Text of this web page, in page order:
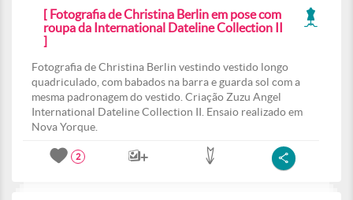
[ Fotografia de Christina Berlin em pose com
roupa da International Dateline Collection II
]
Fotografia de Christina Berlin vestindo vestido longo
quadriculado, com babados na barra e guarda sol com a
mesma padronagem do vestido. Criação Zuzu Angel
International Dateline Collection II. Ensaio realizado em
Nova Yorque.
2